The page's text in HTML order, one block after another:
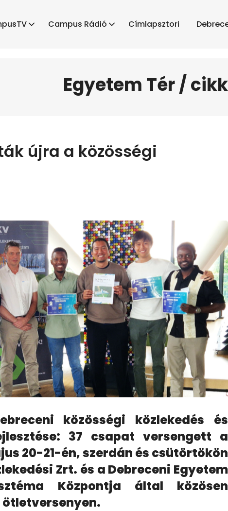
Campus Rádió Címlapsztori
Egyetem Tér / cikk
újra a közösségi
közösségi közlekedés és
37 csapat versengett a
20-21-én, szerdán és csütörtökön
Zrt. és a Debreceni Egyetem
Központja által közösen